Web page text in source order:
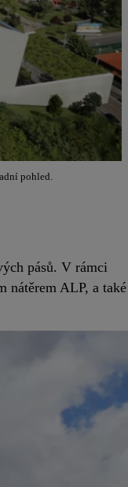
pohled.
pásů. V rámci
nátěrem ALP, a také